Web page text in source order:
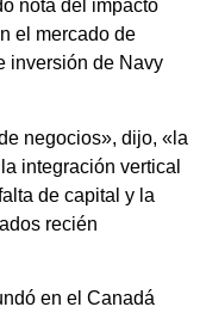
nota del impacto
el mercado de
inversión de Navy
negocios», dijo, «la
integración vertical
de capital y la
recién
en el Canadá